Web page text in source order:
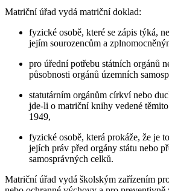
Matriční úřad vydá matriční doklad:
fyzické osobě, které se zápis týká,
jejím sourozencům a
pro úřední potřebu státních orgánů
působnosti orgánů územních
statutárním orgánům církví nebo
jde-li o matriční knihy vedené
1949,
fyzické osobě, která prokáže, že je
jejích práv před orgány státu nebo
samosprávných celků.
Matriční úřad vydá školským zařízením